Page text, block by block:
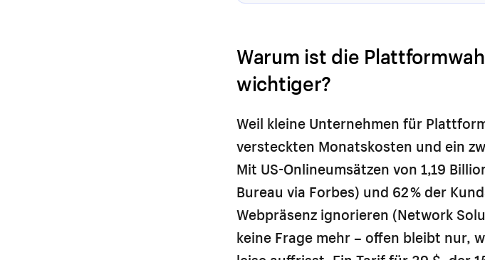
Warum ist die
wichtiger?
Weil kleine Unternehmen für
versteckten Monatskosten und ein
Mit US-Onlineumsätzen von 1,19
Bureau via Forbes) und 62 % der
Webpräsenz ignorieren (Network
keine Frage mehr – offen bleibt nur,